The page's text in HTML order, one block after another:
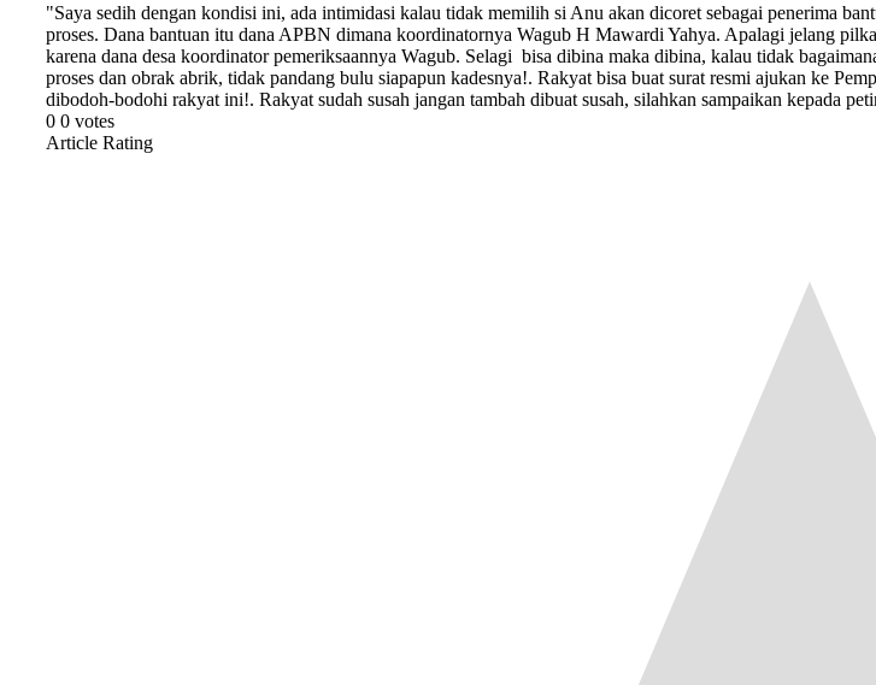
"Saya sedih dengan kondisi ini, ada intimidasi kalau tidak memilih si Anu akan dicoret sebagai penerima
proses. Dana bantuan itu dana APBN dimana koordinatornya Wagub H Mawardi Yahya. Apalagi jelang
karena dana desa koordinator pemeriksaannya Wagub. Selagi bisa dibina maka dibina, kalau tidak
proses dan obrak abrik, tidak pandang bulu siapapun kadesnya!. Rakyat bisa buat surat resmi ajukan ke
dibodoh-bodohi rakyat ini!. Rakyat sudah susah jangan tambah dibuat susah, silahkan sampaikan kepada
0 0 votes
Article Rating